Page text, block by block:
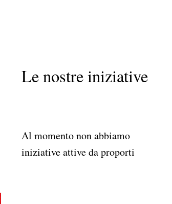
Le nostre iniziative
Al momento non abbiamo
iniziative attive da proporti